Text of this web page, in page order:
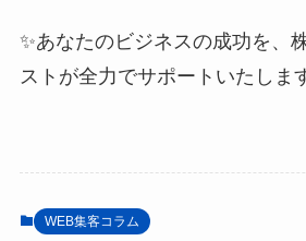
✨あなたのビジネスの成功を、
ストが全力でサポートいたしま
WEB集客コラム